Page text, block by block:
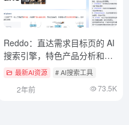
片转3D # AI涂鸦生成绘画
Reddo：直达需求目标页的 AI
搜索引擎，特色产品分析和科
技新闻搜索
最新AI资源 # AI搜索工具
2年前 73.5K